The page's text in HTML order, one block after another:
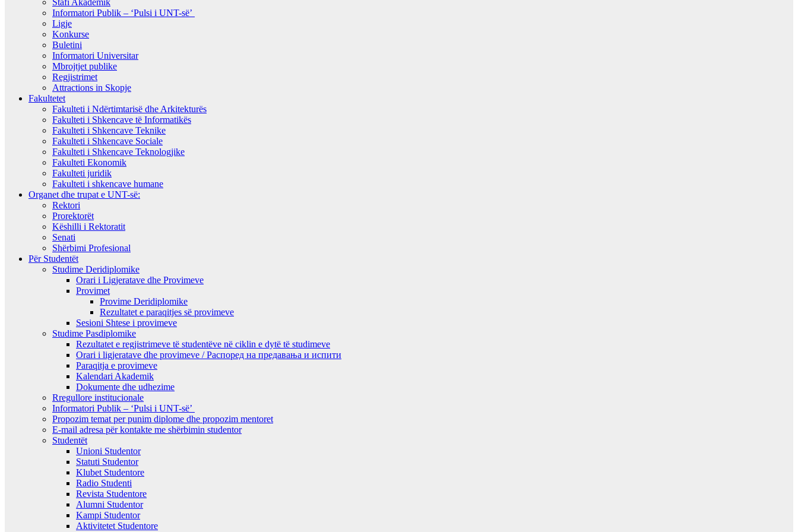
Informatori Publik – ‘Pulsi i UNT-së’
Ligje
Konkurse
Buletini
Informatori Universitar
Mbrojtjet publike
Regjistrimet
Attractions in Skopje
Fakultetet
Fakulteti i Ndërtimtarisë dhe Arkitekturës
Fakulteti i Shkencave të Informatikës
Fakulteti i Shkencave Teknike
Fakulteti i Shkencave Sociale
Fakulteti i Shkencave Teknologjike
Fakulteti Ekonomik
Fakulteti juridik
Fakulteti i shkencave humane
Organet dhe trupat e UNT-së:
Rektori
Prorektorët
Këshilli i Rektoratit
Senati
Shërbimi Profesional
Për Studentët
Studime Deridiplomike
Orari i Ligjeratave dhe Provimeve
Provimet
Provime Deridiplomike
Rezultatet e paraqitjes së provimeve
Sesioni Shtese i provimeve
Studime Pasdiplomike
Rezultatet e regjistrimeve të studentëve në ciklin e dytë të studimeve
Orari i ligjeratave dhe provimeve / Распоред на предавањa и испити
Paraqitja e provimeve
Kalendari Akademik
Dokumente dhe udhezime
Rregullore institucionale
Informatori Publik – ‘Pulsi i UNT-së’
Propozim temat per punim diplome dhe propozim mentoret
E-mail adresa për kontakte me shërbimin studentor
Studentët
Unioni Studentor
Statuti Studentor
Klubet Studentore
Radio Studenti
Revista Studentore
Alumni Studentor
Kampi Studentor
Aktivitetet Studentore